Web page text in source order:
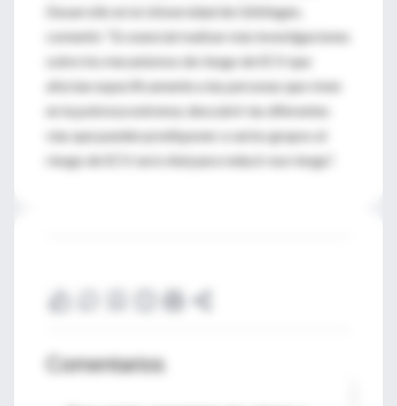
Desarrollo en la Universidad de Göttingen,
comentó: “Es esencial realizar más investigaciones
sobre los mecanismos de riesgo de ECV que
afectan específicamente a las personas que viven
en la pobreza extrema; descubrir las diferentes
vías que pueden predisponer a varios grupos al
riesgo de ECV será vital para reducir ese riesgo”.
Comentarios